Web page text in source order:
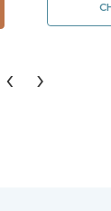
‹ ›